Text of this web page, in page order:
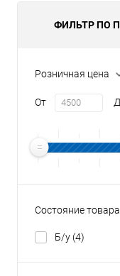
ФИЛЬТР ПО
Розничная цена
От
Состояние товара
Б/у (4)